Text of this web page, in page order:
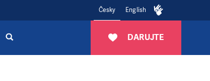
Česky English
DARUJTE